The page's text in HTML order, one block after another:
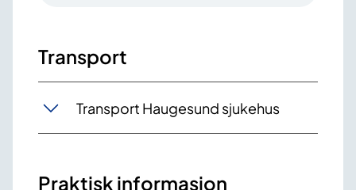
Transport
Transport Haugesund sjukehus
Praktisk informasjon